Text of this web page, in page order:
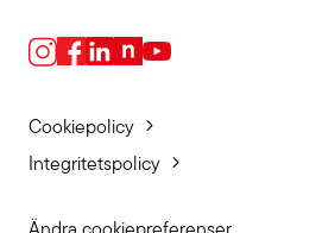
Cookiepolicy
Integritetspolicy